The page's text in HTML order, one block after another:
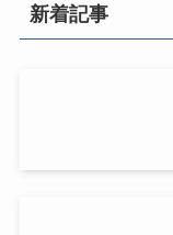
新着記事